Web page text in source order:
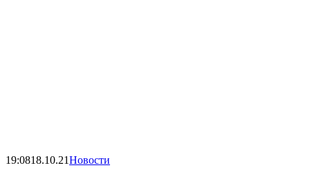
19:0818.10.21Новости